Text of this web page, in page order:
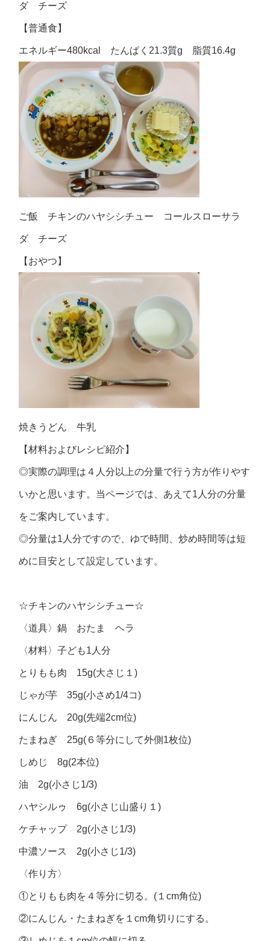
ダ チーズ
【普通食】
エネルギー480kcal たんぱく21.3質g 脂質16.4g
ご飯 チキンのハヤシシチュー コールスローサラ
ダ チーズ
【おやつ】
焼きうどん 牛乳
【材料およびレシピ紹介】
◎実際の調理は４人分以上の分量で行う方が作りやす
いかと思います。当ページでは、あえて1人分の分量
をご案内しています。
◎分量は1人分ですので、ゆで時間、炒め時間等は短
めに目安として設定しています。
☆チキンのハヤシシチュー☆
〈道具〉鍋 おたま ヘラ
〈材料〉子ども1人分
とりもも肉 15g(大さじ１)
じゃが芋 35g(小さめ1/4コ)
にんじん 20g(先端2cm位)
たまねぎ 25g(６等分にして外側1枚位)
しめじ 8g(2本位)
油 2g(小さじ1/3)
ハヤシルゥ 6g(小さじ山盛り１)
ケチャップ 2g(小さじ1/3)
中濃ソース 2g(小さじ1/3)
〈作り方〉
①とりもも肉を４等分に切る。(１cm角位)
②にんじん・たまねぎを１cm角切りにする。